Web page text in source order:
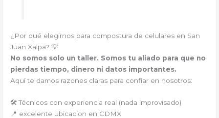
¿Por qué elegirnos para compostura de celulares en San
Juan Xalpa? 💡
No somos solo un taller. Somos tu aliado para que no
pierdas tiempo, dinero ni datos importantes.
Aquí te damos razones claras para confiar en nosotros:
🛠️ Técnicos con experiencia real (nada improvisado)
📍 excelente ubicacion en CDMX